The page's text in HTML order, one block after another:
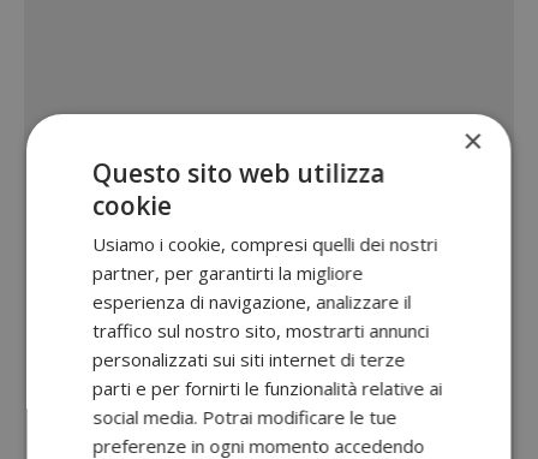
×
Questo sito web utilizza
cookie
Usiamo i cookie, compresi quelli dei nostri
partner, per garantirti la migliore
esperienza di navigazione, analizzare il
traffico sul nostro sito, mostrarti annunci
personalizzati sui siti internet di terze
parti e per fornirti le funzionalità relative ai
social media. Potrai modificare le tue
preferenze in ogni momento accedendo